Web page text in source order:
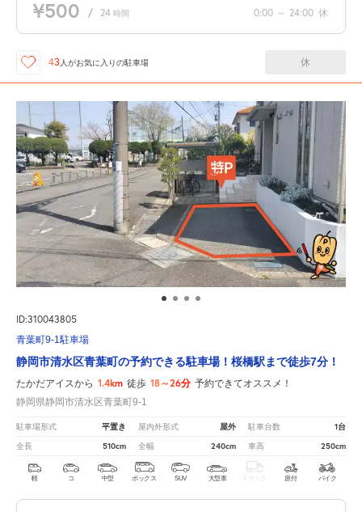
¥500 / 24 時間 0:00 ～ 24:00 休
43人がお気に入りの駐車場 休
ID:310043805
青葉町9-1駐車場
静岡市清水区青葉町の予約できる駐車場！桜橋駅まで徒歩7分！
たかだアイスから 1.4km 徒歩 18～26分 予約できてオススメ！
静岡県静岡市清水区青葉町9-1
駐車場形式 平置き 屋内外形式 屋外 駐車台数 1台
全長 510cm 全幅 240cm 車高 250cm
軽 コ 中型 ボックス SUV 大型車 トラック 原付 バイク